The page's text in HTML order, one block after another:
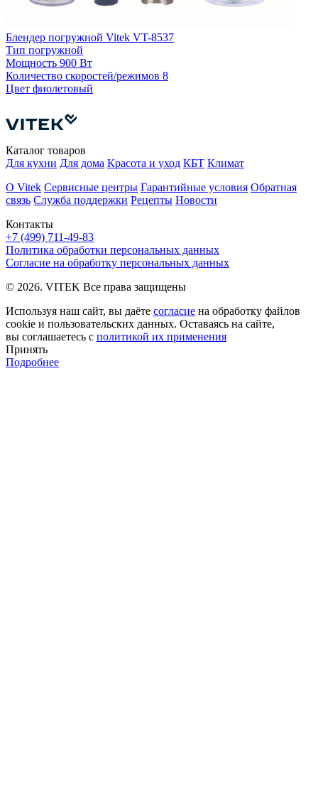
Блендер погружной Vitek VT-8537
Тип погружной
Мощность 900 Вт
Количество скоростей/режимов 8
Цвет фиолетовый
Контакты
+7 (499) 711-49-83
Каталог товаров
Для кухни Для дома Красота и уход КБТ Климат
О Vitek Сервисные центры Гарантийные условия Обратная
связь Служба поддержки Рецепты Новости
Политика обработки персональных данных
Согласие на обработку персональных данных
© 2026. VITEK Все права защищены
Используя наш сайт, вы даёте согласие на обработку файлов
cookie и пользовательских данных. Оставаясь на сайте,
вы соглашаетесь с политикой их применения
Принять
Подробнее